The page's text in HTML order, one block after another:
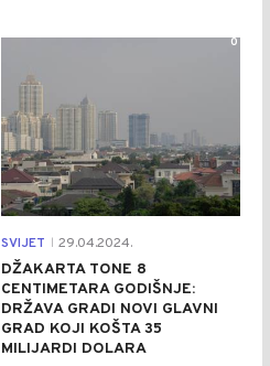
SVIJET 29.04.2024.
DŽAKARTA TONE 8
CENTIMETARA GODIŠNJE:
DRŽAVA GRADI NOVI GLAVNI
GRAD KOJI KOŠTA 35
MILIJARDI DOLARA
0